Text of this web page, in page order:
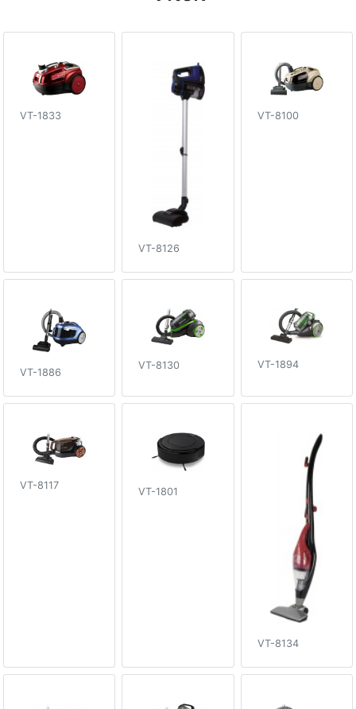
VT-1833
VT-8126
VT-8100
VT-1886
VT-8130 VT-1894
VT-8117
VT-1801
VT-8134